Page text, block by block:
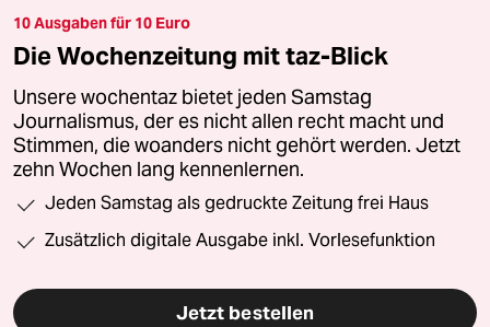
10 Ausgaben für 10 Euro
Die Wochenzeitung mit taz-Blick
Unsere wochentaz bietet jeden Samstag
Journalismus, der es nicht allen recht macht und
Stimmen, die woanders nicht gehört werden. Jetzt
zehn Wochen lang kennenlernen.
Jeden Samstag als gedruckte Zeitung frei Haus
Zusätzlich digitale Ausgabe inkl. Vorlesefunktion
Jetzt bestellen